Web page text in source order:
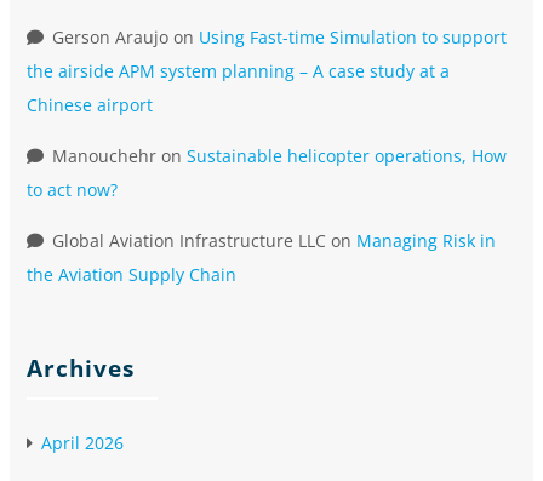
Gerson Araujo on Using Fast-time Simulation to support
the airside APM system planning – A case study at a
Chinese airport
Manouchehr on Sustainable helicopter operations, How
to act now?
Global Aviation Infrastructure LLC on Managing Risk in
the Aviation Supply Chain
Archives
April 2026